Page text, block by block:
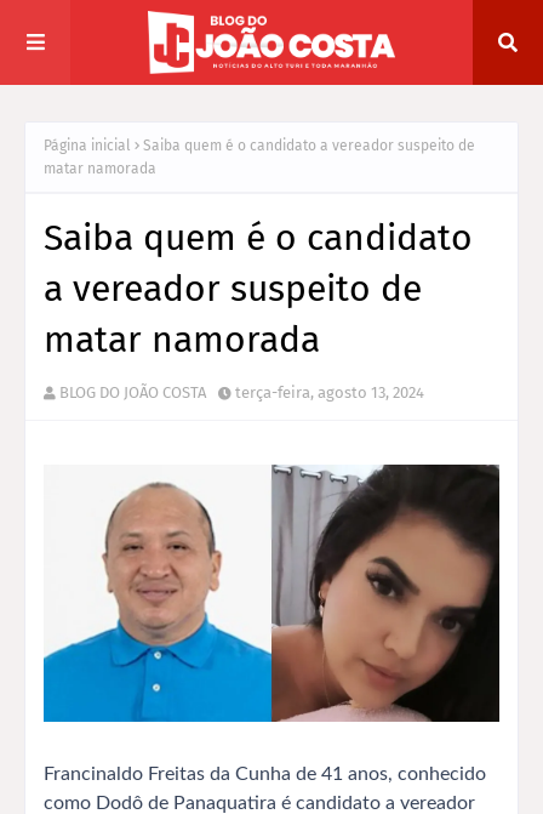
Página inicial
Saiba quem é o candidato a vereador suspeito de
matar namorada
Saiba quem é o candidato
a vereador suspeito de
matar namorada
BLOG DO JOÃO COSTA terça-feira, agosto 13, 2024
Francinaldo Freitas da Cunha de 41 anos, conhecido
como Dodô de Panaquatira é candidato a vereador